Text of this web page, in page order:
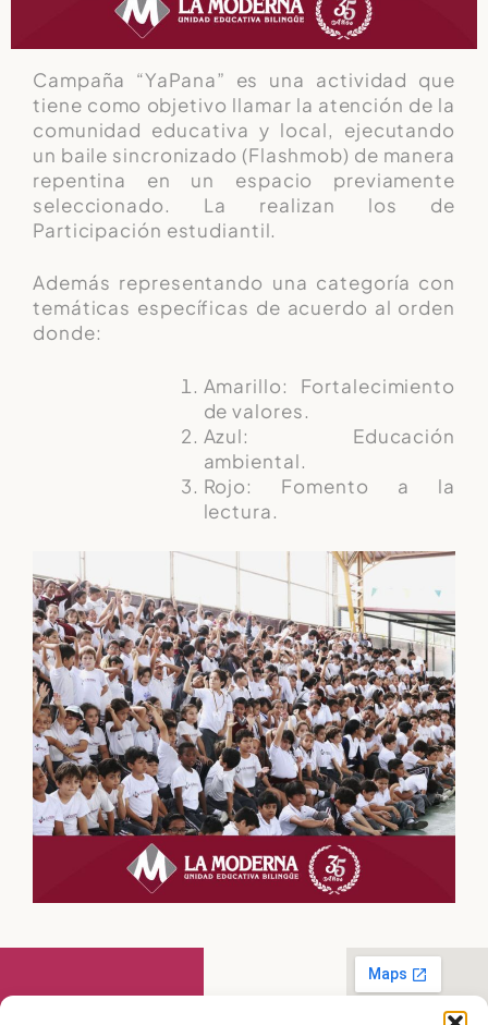
Campaña “YaPana” es una actividad que
tiene como objetivo llamar la atención de la
comunidad educativa y local, ejecutando
un baile sincronizado (Flashmob) de manera
repentina en un espacio previamente
seleccionado. La realizan los de
Participación estudiantil.
Además representando una categoría con
temáticas específicas de acuerdo al orden
donde:
Amarillo: Fortalecimiento
de valores.
Azul: Educación
ambiental.
Rojo: Fomento a la
lectura.